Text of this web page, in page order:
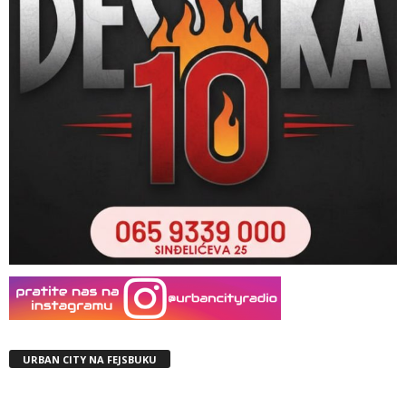
URBAN CITY NA FEJSBUKU